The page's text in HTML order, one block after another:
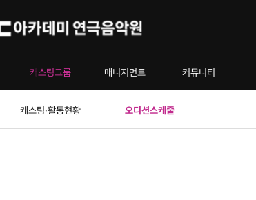
캐스팅그룹 매니지먼트 커뮤니티
캐스팅·활동현황 오디션스케줄